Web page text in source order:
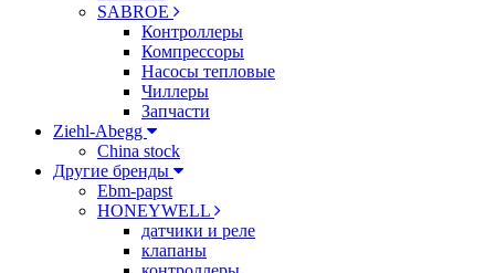
SABROE
Контроллеры
Компрессоры
Насосы тепловые
Чиллеры
Запчасти
Ziehl-Abegg
China stock
Другие бренды
Ebm-papst
HONEYWELL
датчики и реле
клапаны